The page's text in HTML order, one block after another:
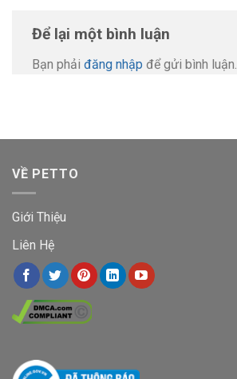
Để lại một bình luận
Bạn phải đăng nhập để gửi bình luận.
VỀ PETTO
Giới Thiệu
Liên Hệ